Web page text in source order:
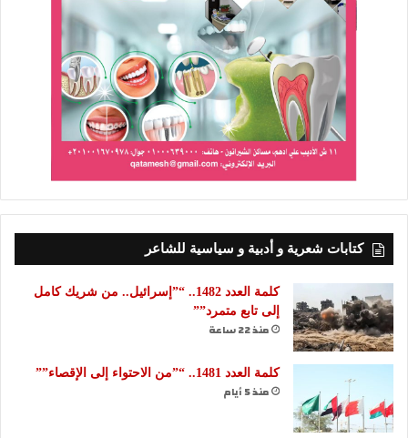
كتابات شعرية و أدبية و سياسية للشاعر
كلمة العدد 1482.. “”إسرائيل.. من شريك كامل
إلى تابع متمرد””
منذ 22 ساعة
كلمة العدد 1481.. “”من الاحتواء إلى الإقصاء””
منذ 5 أيام